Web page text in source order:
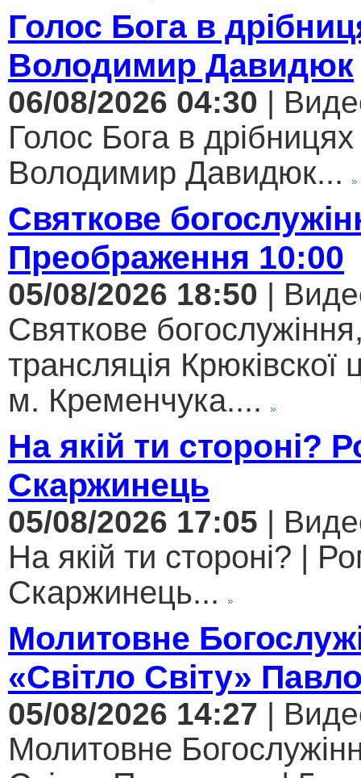
Голос Бога в
Володимир Давидюк
06/08/2026 04:30 |
Голос Бога в
Володимир Давидюк...
Святкове
Преображення 10:00
05/08/2026 18:50 |
Святкове
трансляція
м. Кременчука....
На якій ти стороні?
Скаржинець
05/08/2026 17:05 |
На якій ти стороні? |
Скаржинець...
Молитовне
«Світло Світу»
05/08/2026 14:27 |
Молитовне